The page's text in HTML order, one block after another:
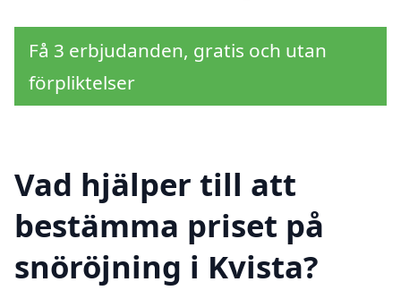
Få 3 erbjudanden, gratis och utan
förpliktelser
Vad hjälper till att
bestämma priset på
snöröjning i Kvista?